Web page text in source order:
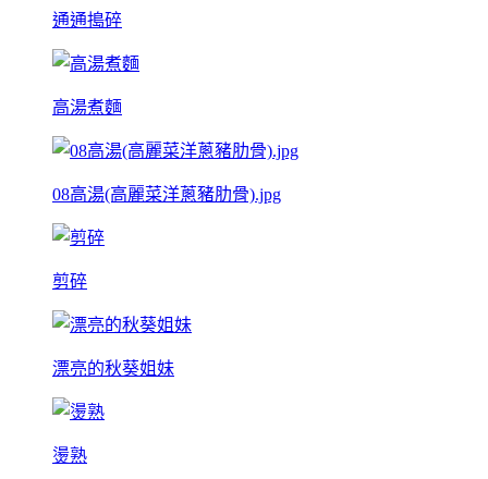
通通搗碎
高湯煮麵
08高湯(高麗菜洋蔥豬肋骨).jpg
剪碎
漂亮的秋葵姐妹
燙熟